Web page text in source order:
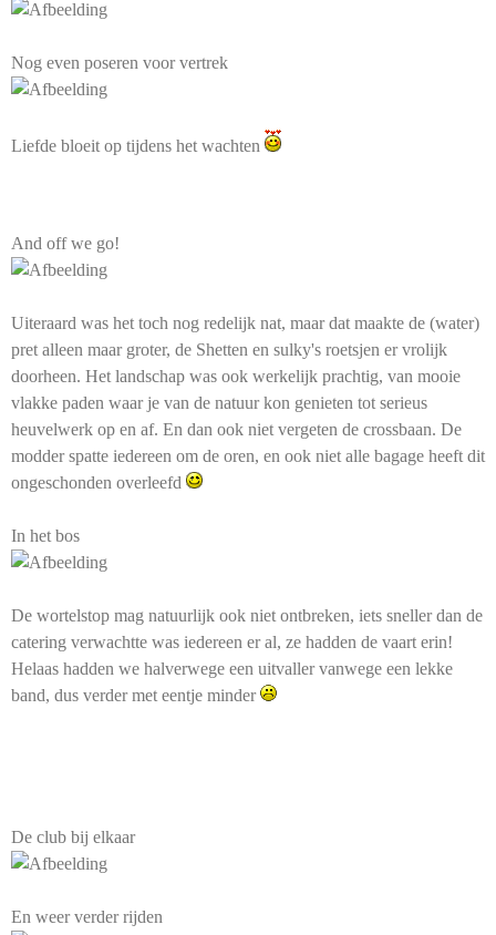
Nog even poseren voor vertrek
Liefde bloeit op tijdens het wachten
And off we go!
Uiteraard was het toch nog redelijk nat, maar dat maakte de (water)
pret alleen maar groter, de Shetten en sulky's roetsjen er vrolijk
doorheen. Het landschap was ook werkelijk prachtig, van mooie
vlakke paden waar je van de natuur kon genieten tot serieus
heuvelwerk op en af. En dan ook niet vergeten de crossbaan. De
modder spatte iedereen om de oren, en ook niet alle bagage heeft dit
ongeschonden overleefd
In het bos
De wortelstop mag natuurlijk ook niet ontbreken, iets sneller dan de
catering verwachtte was iedereen er al, ze hadden de vaart erin!
Helaas hadden we halverwege een uitvaller vanwege een lekke
band, dus verder met eentje minder
De club bij elkaar
En weer verder rijden